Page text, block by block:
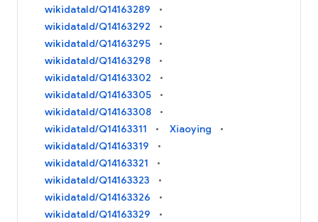
wikidataId/Q14163289
wikidataId/Q14163292
wikidataId/Q14163295
wikidataId/Q14163298
wikidataId/Q14163302
wikidataId/Q14163305
wikidataId/Q14163308
wikidataId/Q14163311
Xiaoying
wikidataId/Q14163319
wikidataId/Q14163321
wikidataId/Q14163323
wikidataId/Q14163326
wikidataId/Q14163329